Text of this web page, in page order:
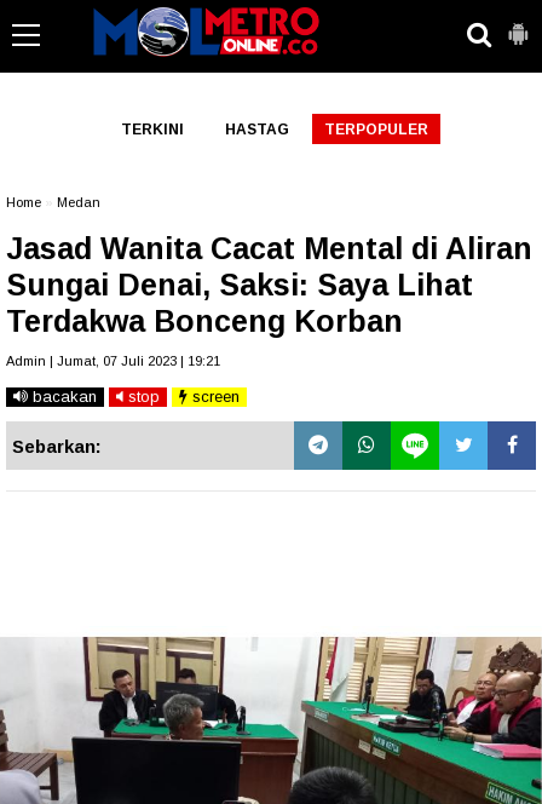
TERKINI HASTAG TERPOPULER
Home Medan
Jasad Wanita Cacat Mental di Aliran
Sungai Denai, Saksi: Saya Lihat
Terdakwa Bonceng Korban
Admin | Jumat, 07 Juli 2023 | 19:21
bacakan stop screen
Sebarkan: